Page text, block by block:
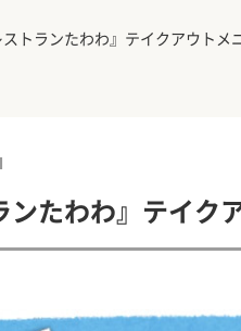
ストランたわわ』テイクアウトメ
ンたわわ』テイク